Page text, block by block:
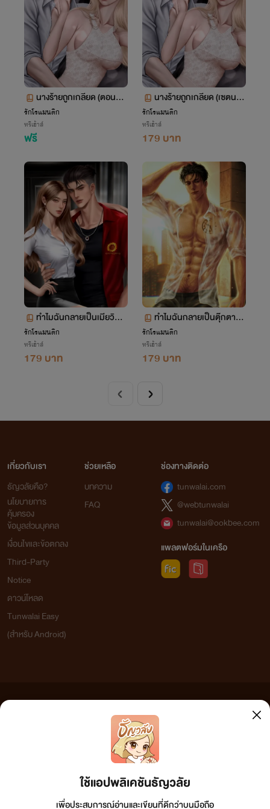
นางร้ายถูกเกลียด (ตอนพิเ
ศษ)
รักโรแมนติก
ทรีเฮ้าส์
ฟรี
นางร้ายถูกเกลียด (เซตนาง
ร้าย)
รักโรแมนติก
ทรีเฮ้าส์
179 บาท
ทำไมฉันกลายเป็นเมียวิศวะ
ไปได้ {เซตทำไม?(วิศวะ)}
รักโรแมนติก
ทรีเฮ้าส์
179 บาท
ทำไมฉันกลายเป็นตุ๊กตายา
งไปได้
รักโรแมนติก
ทรีเฮ้าส์
179 บาท
ใช้แอปพลิเคชันธัญวลัย
เพื่อประสบการณ์อ่านและเขียนที่ดีกว่าบนมือถือ
เกี่ยวกับเรา
ธัญวลัยคือ?
นโยบายการ
คุ้มครอง
ข้อมูลส่วนบุคคล
เงื่อนไขและข้อตกลง
Third-Party
Notice
ดาวน์โหลด
Tunwalai Easy
(สำหรับ Android)
ช่วยเหลือ
บทความ
FAQ
ช่องทางติดต่อ
tunwalai.com
@webtunwalai
tunwalai@ookbee.com
แพลตฟอร์มในเครือ
เว็บไซต์แห่งนี้ไม่ได้เห็นด้วยและไม่ขอรับผิดชอบต่อข้อความใดๆ ทั้งสิ้น ดังนั้นผู้อ่านทุกท่านโปรดใช้
วิจารณญาณในการกลั่นกรองด้วยตนเอง และหากท่านพบข้อความใดๆ ที่ขัดต่อกฎหมายและศีลธรรม
กรุณาแจ้งมาที่ tunwalai@ookbee.com เพื่อทีมงานจะได้ดำเนินการในทันที ทั้งนี้ ทางเว็บไซต์ขอสงวน
ลิขสิทธิ์ตามพระราชบัญญัติลิขสิทธิ์ (ฉบับเพิ่มเติม) พ.ศ.2558